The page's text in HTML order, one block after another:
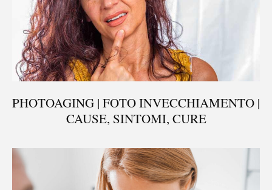
PHOTOAGING | FOTO INVECCHIAMENTO |
CAUSE, SINTOMI, CURE